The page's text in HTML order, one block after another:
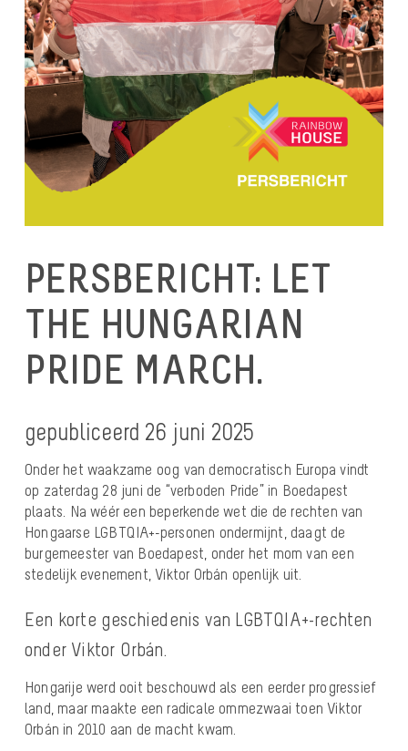
PERSBERICHT: LET
THE HUNGARIAN
PRIDE MARCH.
gepubliceerd 26 juni 2025
Onder het waakzame oog van democratisch Europa vindt
op zaterdag 28 juni de “verboden Pride” in Boedapest
plaats. Na wéér een beperkende wet die de rechten van
Hongaarse LGBTQIA+-personen ondermijnt, daagt de
burgemeester van Boedapest, onder het mom van een
stedelijk evenement, Viktor Orbán openlijk uit.
Een korte geschiedenis van LGBTQIA+-rechten
onder Viktor Orbán.
Hongarije werd ooit beschouwd als een eerder progressief
land, maar maakte een radicale ommezwaai toen Viktor
Orbán in 2010 aan de macht kwam.